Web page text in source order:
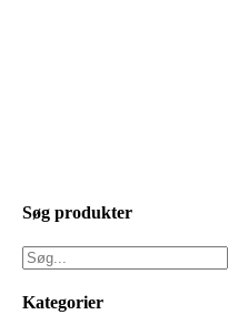
Søg produkter
Kategorier